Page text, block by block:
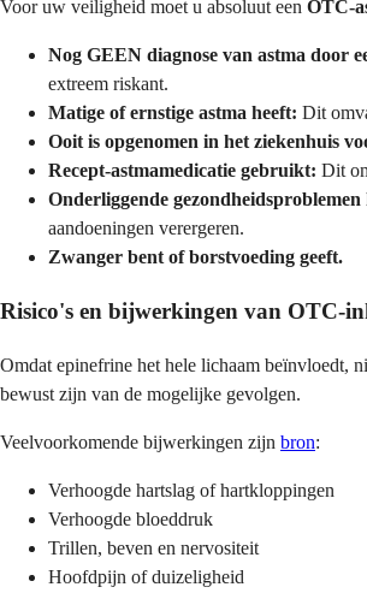
Voor uw veiligheid moet u absoluut een OTC-
Nog GEEN diagnose van astma door
extreem riskant.
Matige of ernstige astma heeft: Dit
Ooit is opgenomen in het ziekenhuis
Recept-astmamedicatie gebruikt: Dit
Onderliggende gezondheidsproblemen
aandoeningen verergeren.
Zwanger bent of borstvoeding geeft.
Risico's en bijwerkingen van OTC-
Omdat epinefrine het hele lichaam beïnvloedt,
bewust zijn van de mogelijke gevolgen.
Veelvoorkomende bijwerkingen zijn bron:
Verhoogde hartslag of hartkloppingen
Verhoogde bloeddruk
Trillen, beven en nervositeit
Hoofdpijn of duizeligheid